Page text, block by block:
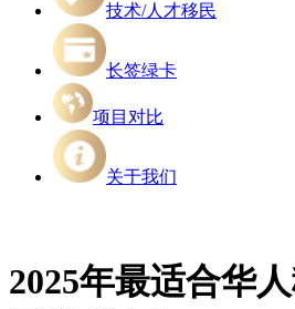
技术/人才移民
长签绿卡
项目对比
关于我们
2025年最适合华